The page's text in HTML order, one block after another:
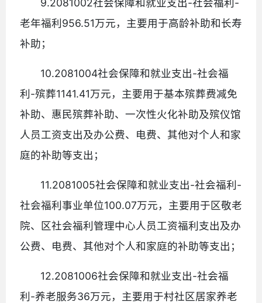
老年福利956.51万元，主要用于高龄补助和长寿
补助；
10.2081004社会保障和就业支出-社会福
利-殡葬1141.41万元，主要用于基本殡葬费减免
补助、惠民殡葬补助、一次性火化补助及殡仪馆
人员工资支出及办公费、电费、其他对个人和家
庭的补助等支出；
11.2081005社会保障和就业支出-社会福利-
社会福利事业单位100.07万元，主要用于区敬老
院、区社会福利管理中心人员工资福利支出及办
公费、电费、其他对个人和家庭的补助等支出；
12.2081006社会保障和就业支出-社会福
利-养老服务36万元，主要用于村社区居家养老